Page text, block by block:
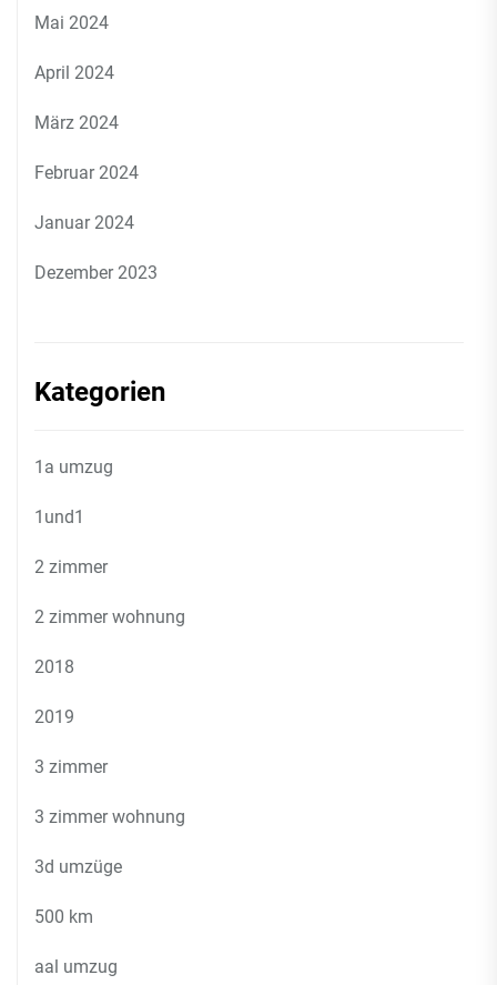
Mai 2024
April 2024
März 2024
Februar 2024
Januar 2024
Dezember 2023
Kategorien
1a umzug
1und1
2 zimmer
2 zimmer wohnung
2018
2019
3 zimmer
3 zimmer wohnung
3d umzüge
500 km
aal umzug